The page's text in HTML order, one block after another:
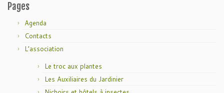
Pages
Agenda
Contacts
L’association
Le troc aux plantes
Les Auxiliaires du Jardinier